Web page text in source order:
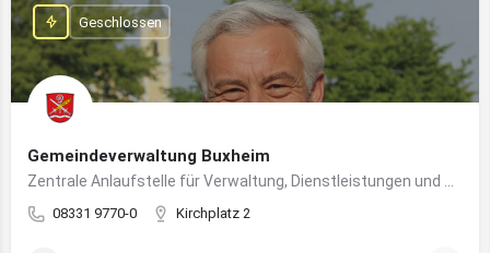
Gemeindeverwaltung Buxheim
08331 9770-0 Kirchplatz 2
Geschlossen